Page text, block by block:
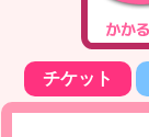
チケット